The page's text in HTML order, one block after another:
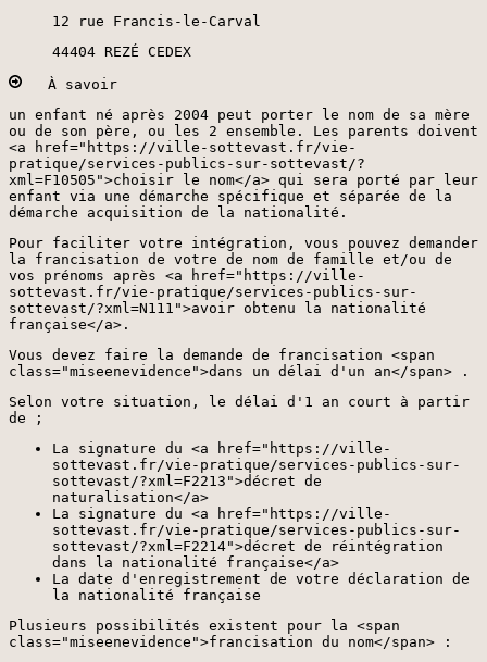
12 rue Francis-le-Carval
44404 REZÉ CEDEX
À savoir
un enfant né après 2004 peut porter le nom de sa mère
ou de son père, ou les 2 ensemble. Les parents doivent
<a href="https://ville-sottevast.fr/vie-
pratique/services-publics-sur-sottevast/?
xml=F10505">choisir le nom</a> qui sera porté par leur
enfant via une démarche spécifique et séparée de la
démarche acquisition de la nationalité.
Pour faciliter votre intégration, vous pouvez demander
la francisation de votre de nom de famille et/ou de
vos prénoms après <a href="https://ville-
sottevast.fr/vie-pratique/services-publics-sur-
sottevast/?xml=N111">avoir obtenu la nationalité
française</a>.
Vous devez faire la demande de francisation <span
class="miseenevidence">dans un délai d'un an</span> .
Selon votre situation, le délai d'1 an court à partir
de ;
La signature du <a href="https://ville-
sottevast.fr/vie-pratique/services-publics-sur-
sottevast/?xml=F2213">décret de
naturalisation</a>
La signature du <a href="https://ville-
sottevast.fr/vie-pratique/services-publics-sur-
sottevast/?xml=F2214">décret de réintégration
dans la nationalité française</a>
La date d'enregistrement de votre déclaration de
la nationalité française
Plusieurs possibilités existent pour la <span
class="miseenevidence">francisation du nom</span> :